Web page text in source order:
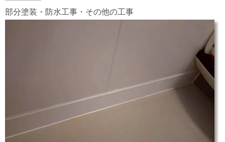
部分塗装・防水工事・その他の工事